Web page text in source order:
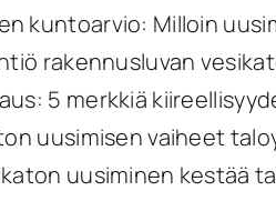
kuntoarvio: Milloin
rakennusluvan
5 merkkiä
uusimisen vaiheet
uusiminen kestää